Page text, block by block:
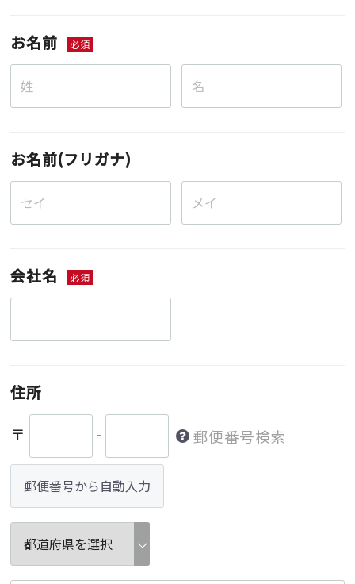
お名前 必須
お名前(フリガナ)
会社名 必須
住所
〒
- 郵便番号検索
郵便番号から自動入力